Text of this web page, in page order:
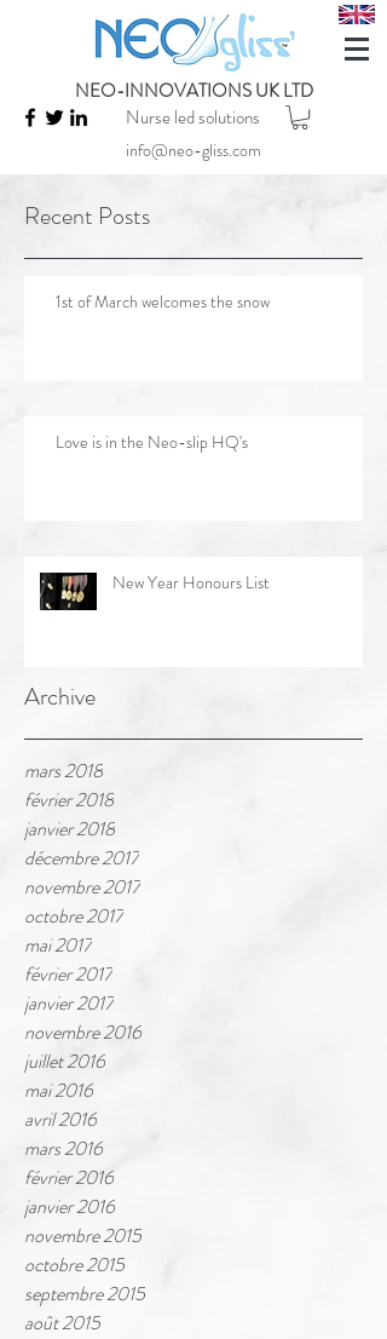
NEO-INNOVATIONS UK LTD
Nurse led solutions
info@neo-gliss.com
Recent Posts
1st of March welcomes the snow
Love is in the Neo-slip HQ's
New Year Honours List
Archive
mars 2018
février 2018
janvier 2018
décembre 2017
novembre 2017
octobre 2017
mai 2017
février 2017
janvier 2017
novembre 2016
juillet 2016
mai 2016
avril 2016
mars 2016
février 2016
janvier 2016
novembre 2015
octobre 2015
septembre 2015
août 2015